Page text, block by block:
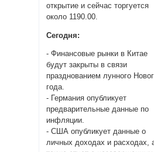
открытие и сейчас торгуется
около 1190.00.
Сегодня:
- Финансовые рынки в Китае
будут закрыты в связи
празднованием лунного
года.
- Германия опубликует
предварительные данные по
инфляции.
- США опубликует данные о
личных доходах и расходах,